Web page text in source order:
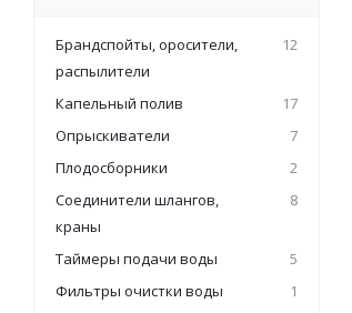
Брандспойты, оросители,
распылители
12
Капельный полив
17
Опрыскиватели
7
Плодосборники
2
Соединители шлангов,
краны
8
Таймеры подачи воды
5
Фильтры очистки воды
1